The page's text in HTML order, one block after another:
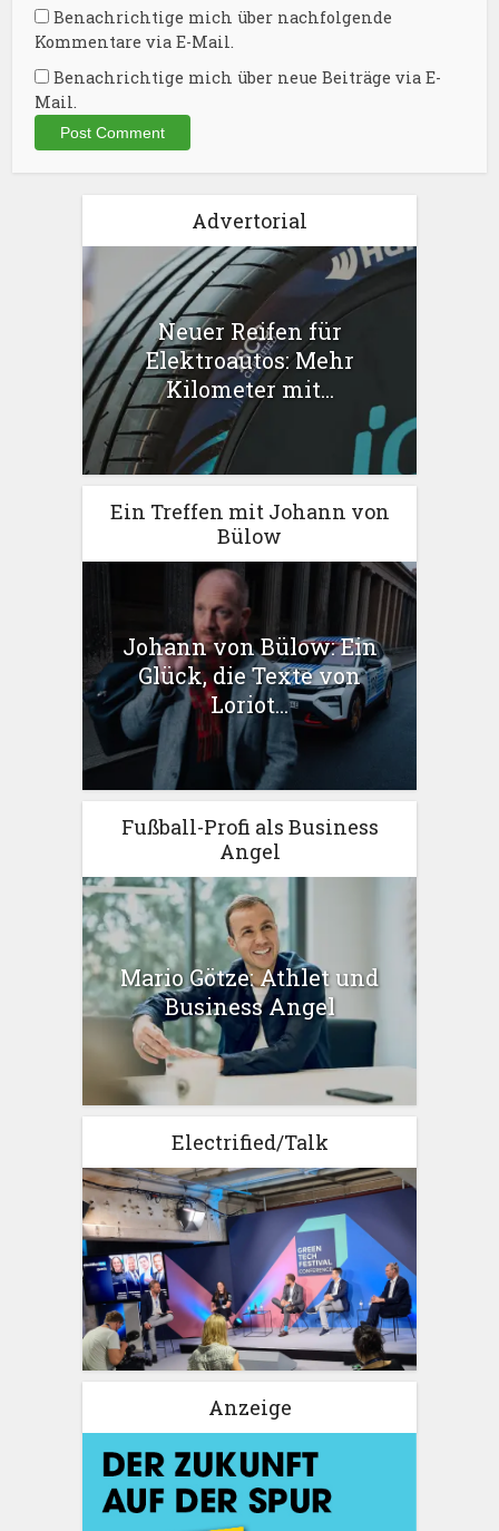
Benachrichtige mich über nachfolgende
Kommentare via E-Mail.
Benachrichtige mich über neue Beiträge via E-
Mail.
Advertorial
Neuer Reifen für
Elektroautos: Mehr
Kilometer mit...
Ein Treffen mit Johann von
Bülow
Johann von Bülow: Ein
Glück, die Texte von
Loriot...
Fußball-Profi als Business
Angel
Mario Götze: Athlet und
Business Angel
Electrified/Talk
Anzeige